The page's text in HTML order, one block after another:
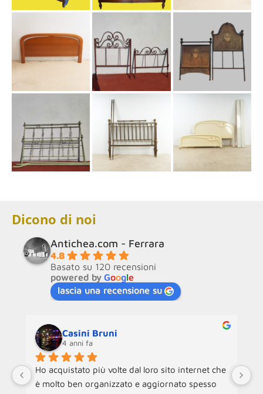
Dicono di noi
Antichea.com - Ferrara
4.8
Basato su 120 recensioni
powered by Google
lascia una recensione su
Casini Bruni
4 anni fa
Ho acquistato più volte dal loro sito internet che
è molto ben organizzato e aggiornato spesso